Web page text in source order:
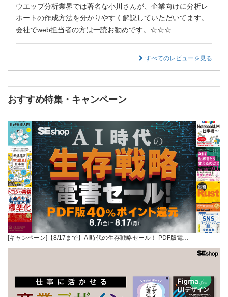
ウエッブ分析業界では著名な小川さんが、企業向けに分析レ
ポートの作成方法を分かりやすく解説していただいてます。
会社でweb担当者の方は一読お勧めです。☆☆☆
すべてのレビューを見る
おすすめ特集・キャンペーン
[キャンペーン]【8/17まで】AI時代の生存戦略セール！ PDF版電…